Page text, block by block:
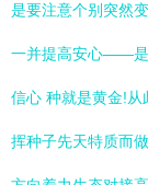
是要注意个别突然
一并提高安心——是
信心 种就是黄金!
挥种子先天特质而